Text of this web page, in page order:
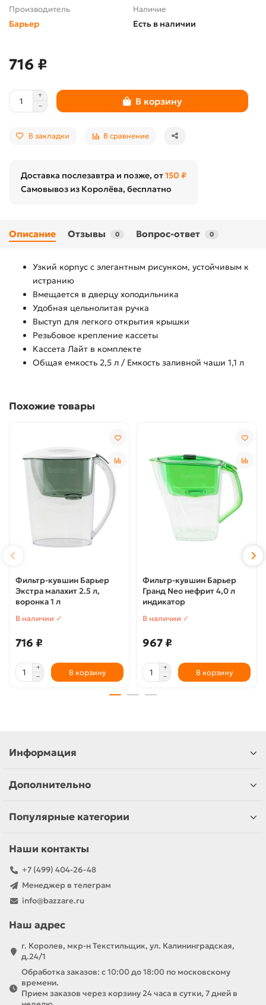
Производитель
Барьер
Наличие
Есть в наличии
716 ₽
В корзину
В закладки В сравнение
Доставка послезавтра и позже, от150 ₽
Самовывоз из Королёва, бесплатно
Описание Отзывы 0 Вопрос-ответ 0
Узкий корпус с элегантным рисунком, устойчивым к
истранию
Вмещается в дверцу холодильника
Удобная цельнолитая ручка
Выступ для легкого открытия крышки
Резьбовое крепление кассеты
Кассета Лайт в комплекте
Общая емкость 2,5 л / Емкость заливной чаши 1,1 л
Похожие товары
Фильтр-кувшин Барьер
Экстра малахит 2.5 л,
воронка 1 л
В наличии ✓
716 ₽
В корзину
Фильтр-кувшин Барьер
Гранд Neo нефрит 4,0 л
индикатор
В наличии ✓
967 ₽
В корзину
Информация
Дополнительно
Популярные категории
Наши контакты
+7 (499) 404-26-48
Менеджер в телеграм
info@bazzare.ru
Наш адрес
г. Королев, мкр-н Текстильщик, ул. Калининградская,
д.24/1
Обработка заказов: с 10:00 до 18:00 по московскому
времени.
Прием заказов через корзину 24 часа в сутки, 7 дней в